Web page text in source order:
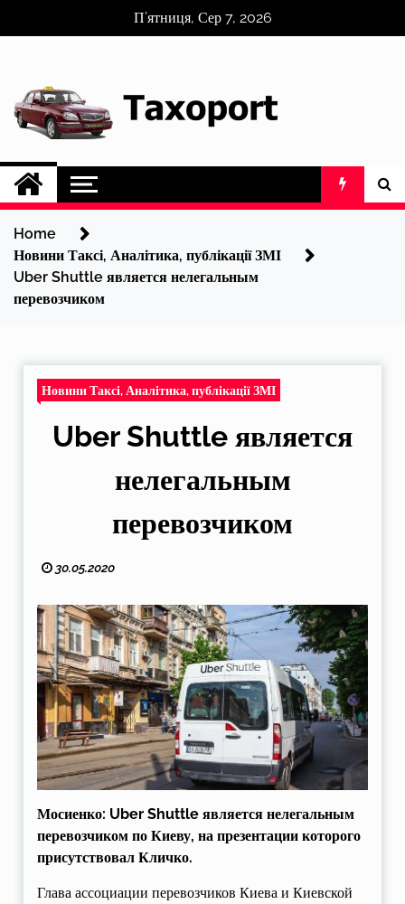
П’ятниця, Сер 7, 2026
Home
Новини Таксі, Аналітика, публікації ЗМІ
Uber Shuttle является нелегальным
перевозчиком
Новини Таксі, Аналітика, публікації ЗМІ
Uber Shuttle является
нелегальным
перевозчиком
30.05.2020
Мосиенко: Uber Shuttle является нелегальным
перевозчиком по Киеву, на презентации которого
присутствовал Кличко.
Глава ассоциации перевозчиков Киева и Киевской